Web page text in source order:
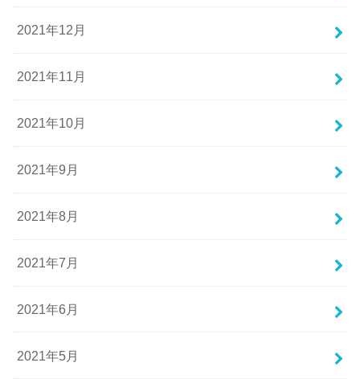
2021年12月
2021年11月
2021年10月
2021年9月
2021年8月
2021年7月
2021年6月
2021年5月